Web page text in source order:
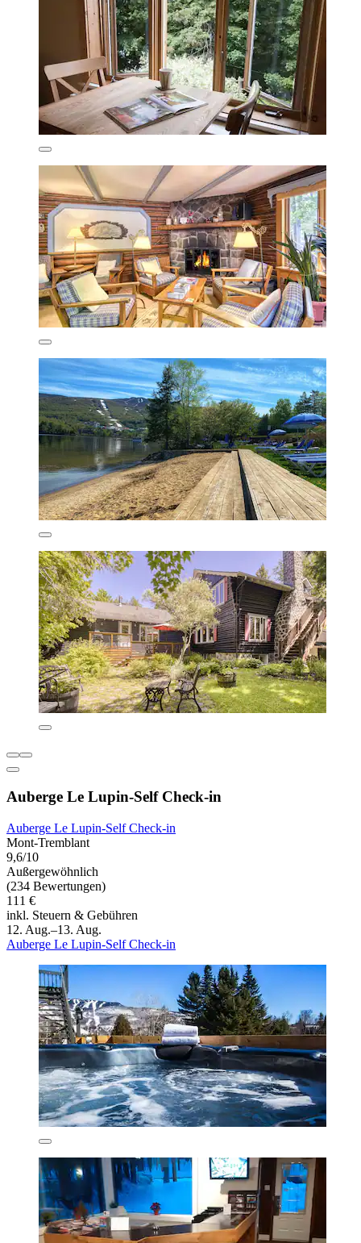
Auberge Le Lupin-Self Check-in
Auberge Le Lupin-Self Check-in
Mont-Tremblant
9,6/10
Außergewöhnlich
(234 Bewertungen)
111 €
inkl. Steuern & Gebühren
12. Aug.–13. Aug.
Auberge Le Lupin-Self Check-in